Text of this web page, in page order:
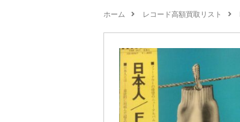
ホーム レコード高額買取リスト